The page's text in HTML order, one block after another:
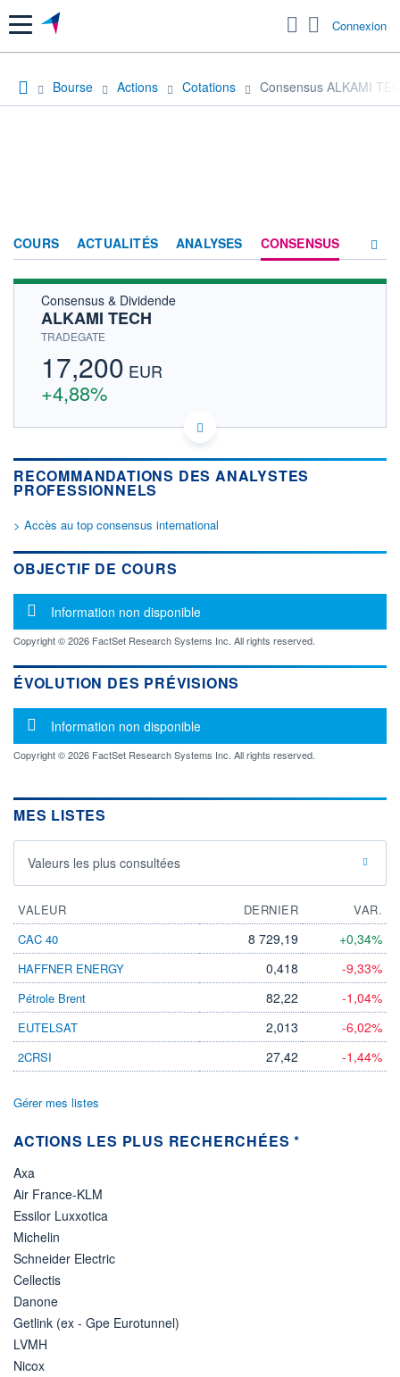
Menu Connexion
Bourse Actions Cotations Consensus ALKAMI
COURS ACTUALITÉS ANALYSES CONSENSUS
Consensus & Dividende
ALKAMI TECH
TRADEGATE
17,200 EUR
+4,88%
US01644J1088 9J3
Politique d'exécution
Cotation sur les autres places
17,0
16,900 16,400
+ HAUT
17,200
+ BAS
16,900
VOLUME
120 0,00%
LIMITE À LA
BAISSE
0,000 0,000
RENDEMENT
- -
DERNIER
0,00 EUR
DATE
DIVIDENDE
-
PROCHAIN
DIVIDENDE
ÉLIGIBILITÉ
RECOMMANDATIONS DES ANALYSTES
PROFESSIONNELS
> Accès au top consensus international
OBJECTIF DE COURS
Message d'information
Information non disponible
Copyright © 2026 FactSet Research Systems Inc. All rights reserved.
ÉVOLUTION DES PRÉVISIONS
Message d'information
Information non disponible
Copyright © 2026 FactSet Research Systems Inc. All rights reserved.
MES LISTES
Valeurs les plus consultées
VALEUR DERNIER
VAR.
CAC 40
8 729,19 +0,34%
HAFFNER ENERGY 0,418 -9,33%
Pétrole Brent 82,22 -1,04%
EUTELSAT 2,013 -6,02%
2CRSI 27,42 -1,44%
Gérer mes listes
ACTIONS LES PLUS RECHERCHÉES *
Axa
Air France-KLM
Essilor Luxxotica
Michelin
Schneider Electric
Cellectis
Danone
Getlink (ex - Gpe Eurotunnel)
LVMH
Nicox